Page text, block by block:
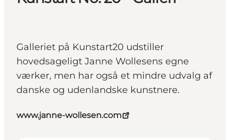
Galleriet på Kunstart20 udstiller
hovedsageligt Janne Wollesens egne
værker, men har også et mindre udvalg af
danske og udenlandske kunstnere.
www.janne-wollesen.com